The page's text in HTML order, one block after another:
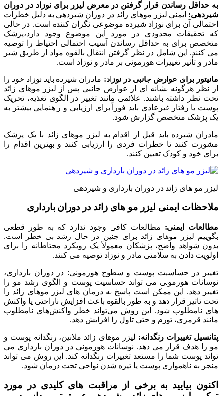
به حداقل رساندن قرار گرفتن در معرض لیزر برای نوزاد در دوران
شیردهی: ایمنی لیزر موهای زائد در دوران شیردهی به دلیل خطرات
احتمالی آن برای نوزاد شیرده موضوعی نگران کننده است. در حالی
که تحقیقات محدودی در مورد این موضوع وجود دارد،پزشک
متخصص برای به حداقل رساندن آسیب احتمالی احتیاط را توصیه
می کنند. این شامل در نظر گرفتن انتقال بالقوه مواد از طریق شیر
مادر و تأثیر تغییرات هورمونی بر مادر و نوزاد است.
مانیتور برای عوارض جانبی در نوزاد: مادران شیرده باید نوزاد خود را
از نظر هرگونه نشانه ای از عوارض جانبی پس از لیزر موهای زائد
تحت نظر داشته باشند. علائمی مانند تغییر در الگوی تغذیه، تحریک
پوست یا رفتار غیرعادی باید فوراً برای ارزیابی و راهنمایی بیشتر به
یک پزشک متخصص گزارش شود.
مادران شیرده باید قبل از اقدام به لیزر موهای زائد با یک پزشک
مشورت کنند تا خطرات فردی را ارزیابی کنند و بهترین اقدام را
برای خود و کودک تعیین کنند.
لیزر مو های زائد در دوران بارداری و شیردهی
ملاحظات ایمنی لیزر مو های زائد در دوران بارداری
مطالعات ایمنی: مطالعات کافی وجود ندارد که به طور قطعی
بگوییم لیزر موهای زائد برای جنین در حال رشد بی خطر است.
بدون شواهد واضح، پزشکان معمولاً یک رویکرد محتاطانه را برای
اولویت دادن به سلامتی مادر و نوزاد توصیه می کنند.
تغییر در حساسیت پوست و سطوح هورمونی: در دوران بارداری،
نوسانات هورمونی می تواند حساسیت پوست و الگوی رشد مو را
تغییر دهد. این ممکن است پاسخ به درمان های لیزر موهای زائد را
تحت تاثیر قرار دهد و به طور بالقوه باعث افزایش ناراحتی یا واکنش
های نامطلوب شود. این روش می‌تواند خطر واکنش‌های نامطلوب
مانند قرمزی، تورم و حتی تاول را افزایش دهد.
پتانسیل تغییرات رنگدانه: لیزر موهای زائد ملانین، رنگدانه پوست و
مو را هدف قرار می دهد. نوسانات هورمونی در دوران بارداری می
تواند پوست شما را مستعد تغییرات رنگدانه کند. این روش می تواند
منجر به ناهمواری پوست یا تیره شدن نواحی تحت درمان شود.
اکنون بیایید به برخی از مراقبت های کلیدی در مورد